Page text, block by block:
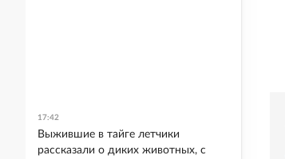
17:42
Выжившие в тайге летчики
рассказали о диких животных, с